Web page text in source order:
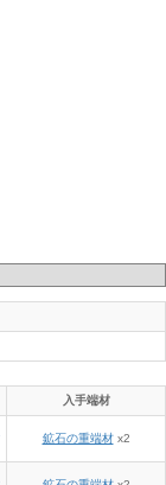
入手端材
鉱石の重端材x2